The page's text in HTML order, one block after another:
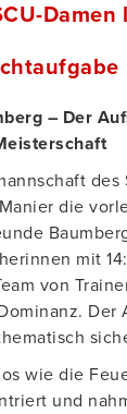
Damen
– Der
des
die
mit
von
Der
wie die
und